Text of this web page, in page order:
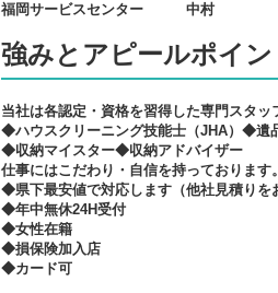
福岡サービスセンター 中村
強みとアピールポイン
当社は各認定・資格を習得した専門スタッ
◆ハウスクリーニング技能士（JHA）◆遺
◆収納マイスター◆収納アドバイザー
仕事にはこだわり・自信を持っております
◆県下最安値で対応します（他社見積りを
◆年中無休24H受付
◆女性在籍
◆損保険加入店
◆カード可